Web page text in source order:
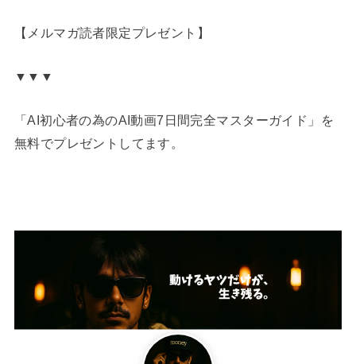
【メルマガ読者限定プレゼント】
▼▼▼
「AI初心者の為のAI動画7日間完全マスターガイド」を
無料でプレゼントしてます。